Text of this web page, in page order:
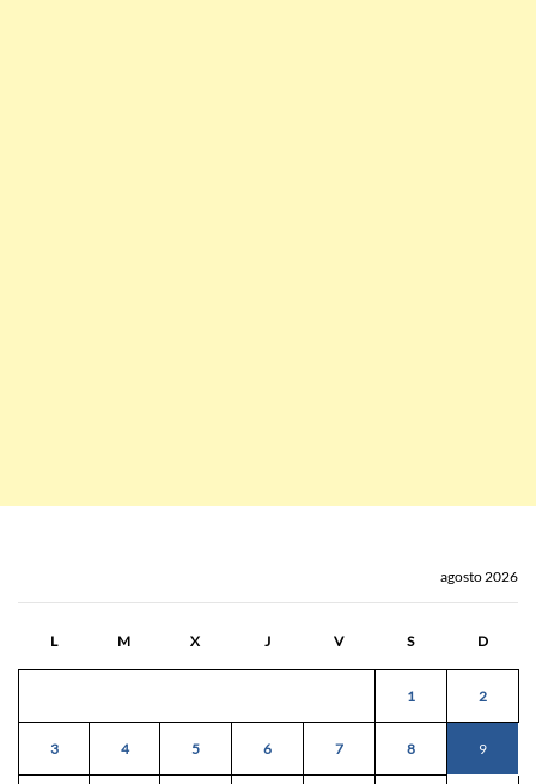
agosto 2026
L M X J V S D
1 2
3 4 5 6 7 8 9